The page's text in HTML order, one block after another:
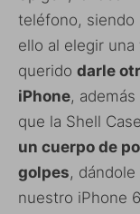
teléfono, siendo
ello al elegir
querido darle
iPhone,
que la Shell
un cuerpo de
golpes,
nuestro iPhone